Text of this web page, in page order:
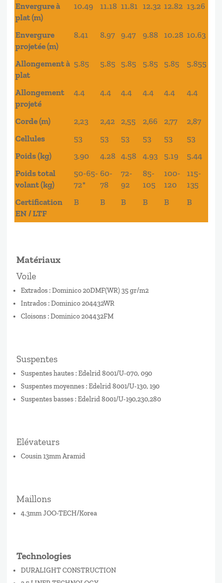
Envergure à
plat (m)
10.49 11.18 11.81 12.32 12.82 13.26
Envergure
projetée (m)
8.41 8.97 9.47 9.88 10.28 10.63
Allongement à
plat
5.85 5.85 5.85 5.85 5.85 5.855
Allongement
projeté
4.4 4.4 4.4 4.4 4.4 4.4
Corde (m) 2,23 2,42 2,55 2,66 2,77
2,87
Cellules
53 53 53 53 53
53
Poids (kg)
3.90 4.28 4.58 4.93 5.19
5.44
Poids total
volant (kg)
50-65-
72*
60-
78
72-
92
85-
105
100-
120
115-
135
Certification
EN / LTF
B B B B B B
Matériaux
Voile
Extrados : Dominico 20DMF(WR) 35 gr/m2
Intrados : Dominico 204432WR
Cloisons : Dominico 204432FM
Suspentes
Suspentes hautes : Edelrid 8001/U-070, 090
Suspentes moyennes : Edelrid 8001/U-130, 190
Suspentes basses : Edelrid 8001/U-190,230,280
Elévateurs
Cousin 13mm Aramid
Maillons
4.3mm JOO-TECH/Korea
Technologies
DURALIGHT CONSTRUCTION